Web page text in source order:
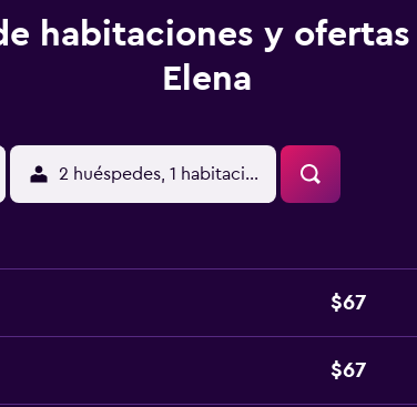
habitaciones y ofertas
Elena
2 huéspedes, 1 habitación
$67
$67